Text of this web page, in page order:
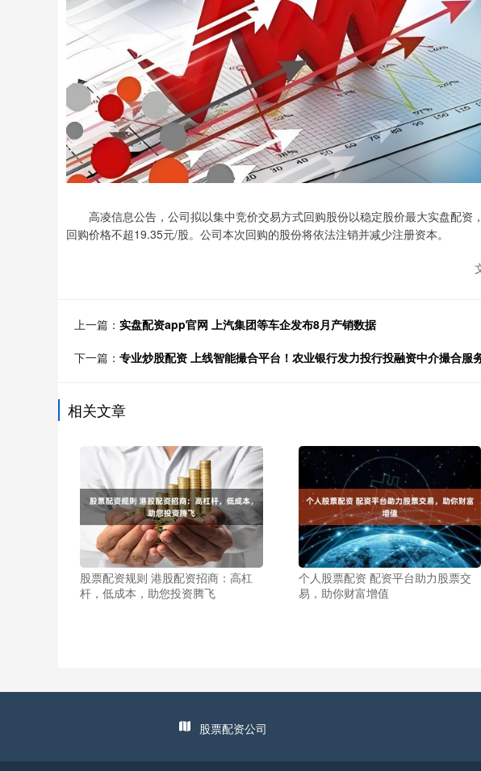
高凌信息公告，公司拟以集中竞价交易方式回购股份以稳定股价最大实盘配资
回购价格不超19.35元/股。公司本次回购的股份将依法注销并减少注册资本。
上一篇： 实盘配资app官网 上汽集团等车企发布8月产销数据
下一篇： 专业炒股配资 上线智能撮合平台！农业银行发力投行投融资中介撮合服
相关文章
股票配资规则 港股配资招商：高杠
杆，低成本，助您投资腾飞
个人股票配资 配资平台助力股票交
易，助你财富增值
股票配资公司